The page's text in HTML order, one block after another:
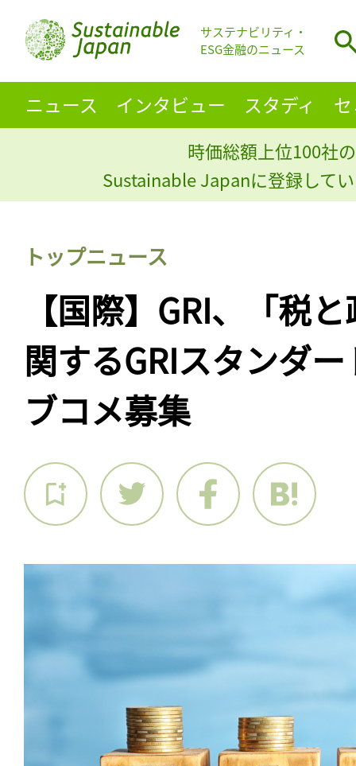
サステナビリティ・
ESG金融のニュース
ニュース インタビュー スタディ
時価総額上位100社
Sustainable Japanに登録して
トップニュース
【国際】GRI、「税
関するGRIスタンダ
ブコメ募集